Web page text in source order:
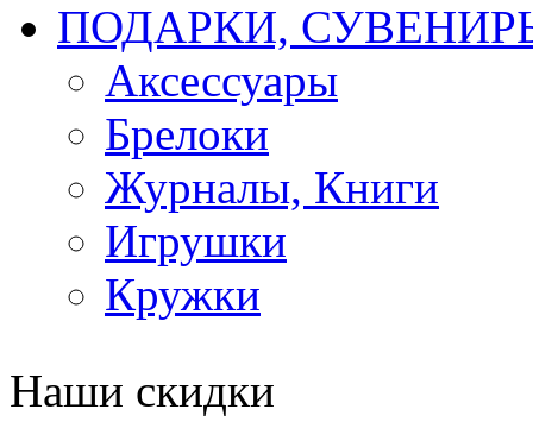
ПОДАРКИ,
Аксессуары
Брелоки
Журналы, Книги
Игрушки
Кружки
Наши скидки